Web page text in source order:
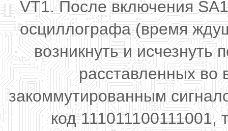
VT1. После включения
осциллографа (время
возникнуть и исчезнуть
расставленных во
закоммутированным
код 111011100111001,